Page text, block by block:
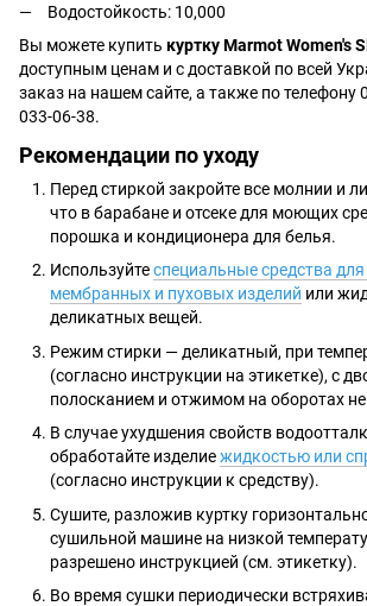
Водостойкость: 10,000
Вы можете купить куртку Marmot Women's
доступным ценам и с доставкой по всей
заказ на нашем сайте, а также по телефону
033-06-38.
Рекомендации по уходу
Перед стиркой закройте все молнии и
что в барабане и отсеке для моющих
порошка и кондиционера для белья.
Используйтеспециальные средства для
мембранных и пуховых изделий или
деликатных вещей.
Режим стирки — деликатный, при
(согласно инструкции на этикетке), с
полосканием и отжимом на оборотах не
В случае ухудшения свойств
обработайте изделиежидкостью или
(согласно инструкции к средству).
Сушите, разложив куртку
сушильной машине на низкой
разрешено инструкцией (см. этикетку).
Во время сушки периодически